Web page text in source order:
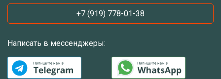
+7 (919) 778-01-38
Написать в мессенджеры: